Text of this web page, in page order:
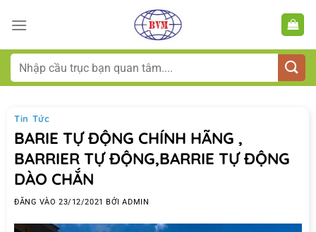
qua
dungTìm
kiếm:
Tin Tức
BARIE TỰ ĐỘNG CHÍNH HÃNG ,
BARRIER TỰ ĐỘNG,BARRIE TỰ ĐỘNG
DÀO CHẮN
ĐĂNG VÀO23/12/2021 BỞIADMIN